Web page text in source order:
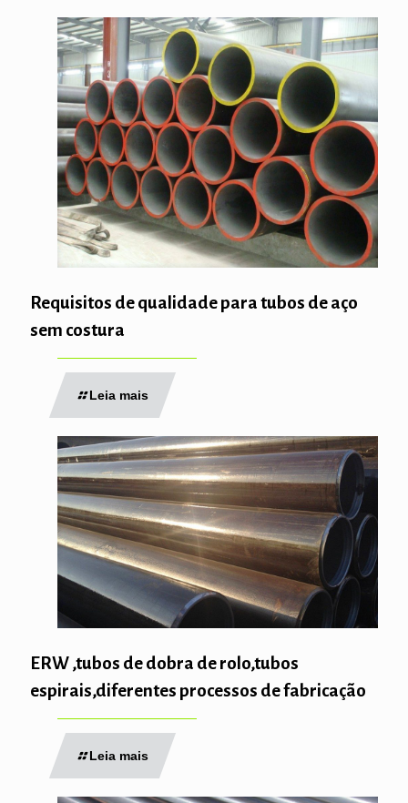
Requisitos de qualidade para tubos de aço
sem costura
Leia mais
ERW ,tubos de dobra de rolo,tubos
espirais,diferentes processos de fabricação
Leia mais